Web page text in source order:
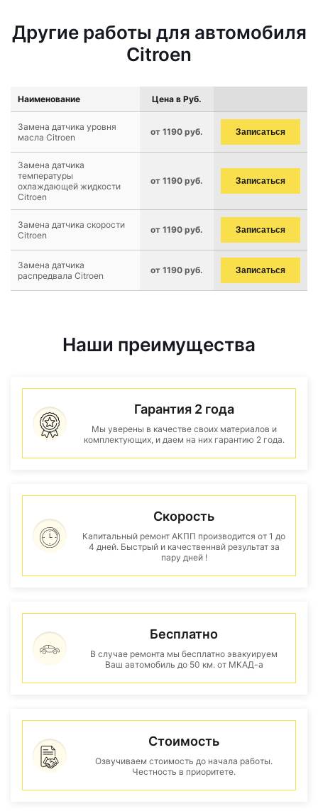
Другие работы для автомобиля
Citroen
Наименование Цена в Руб.
Замена датчика уровня
масла Citroen
от 1190 руб. Записаться
Замена датчика
температуры
охлаждающей жидкости
Citroen
от 1190 руб. Записаться
Замена датчика скорости
Citroen
от 1190 руб. Записаться
Замена датчика
распредвала Citroen
от 1190 руб. Записаться
Наши преимущества
Гарантия 2 года
Мы уверены в качестве своих материалов и
комплектующих, и даем на них гарантию 2 года.
Скорость
Капитальный ремонт АКПП производится от 1 до
4 дней. Быстрый и качественнвй результат за
пару дней !
Бесплатно
В случае ремонта мы бесплатно эвакуируем
Ваш автомобиль до 50 км. от МКАД-а
Стоимость
Озвучиваем стоимость до начала работы.
Честность в приоритете.